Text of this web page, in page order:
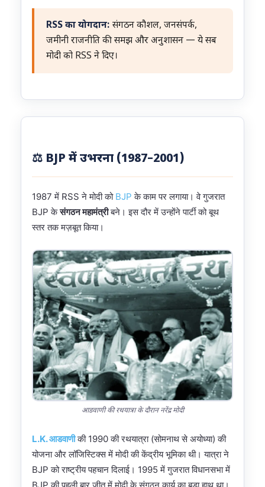
RSS का योगदान: संगठन कौशल, जनसंपर्क,
जमीनी राजनीति की समझ और अनुशासन — ये सब
मोदी को RSS ने दिए।
⚖️ BJP में उभरना (1987–2001)
1987 में RSS ने मोदी को BJP के काम पर लगाया। वे गुजरात
BJP केसंगठन महामंत्रीबने। इस दौर में उन्होंने पार्टी को बूथ
स्तर तक मज़बूत किया।
आडवाणी की रथयात्रा के दौरान नरेंद्र मोदी
L.K. आडवाणीकी 1990 की रथयात्रा (सोमनाथ से अयोध्या) की
योजना और लॉजिस्टिक्स में मोदी की केंद्रीय भूमिका थी। यात्रा ने
BJP को राष्ट्रीय पहचान दिलाई। 1995 में गुजरात विधानसभा में
BJP की पहली बार जीत में मोदी के संगठन कार्य का बड़ा हाथ था।